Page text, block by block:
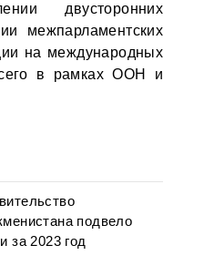
двусторонних
межпарламентских
на международных
в рамках ООН и
подвело
за 2023 год